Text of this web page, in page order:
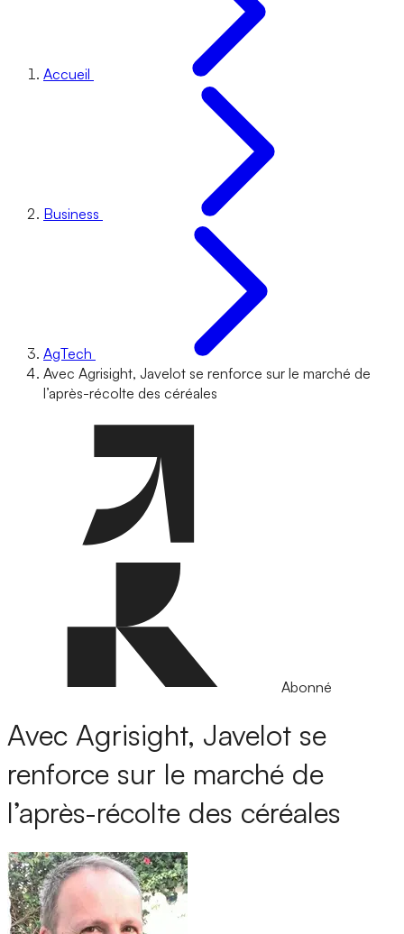
Accueil
Business
AgTech
Avec Agrisight, Javelot se renforce sur le marché de
l’après-récolte des céréales
Abonné
Avec Agrisight, Javelot se
renforce sur le marché de
l’après-récolte des céréales